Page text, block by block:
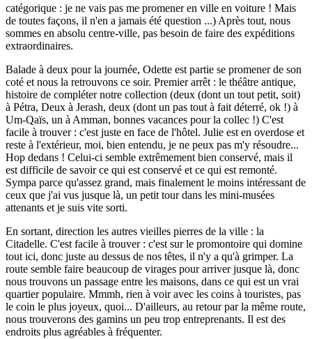
catégorique : je ne vais pas me promener en ville en voiture ! Mais
de toutes façons, il n'en a jamais été question ...) Après tout, nous
sommes en absolu centre-ville, pas besoin de faire des expéditions
extraordinaires.
Balade à deux pour la journée, Odette est partie se promener de son
coté et nous la retrouvons ce soir. Premier arrêt : le théâtre antique,
histoire de compléter notre collection (deux (dont un tout petit, soit)
à Pétra, Deux à Jerash, deux (dont un pas tout à fait déterré, ok !) à
Um-Qaïs, un à Amman, bonnes vacances pour la collec !) C'est
facile à trouver : c'est juste en face de l'hôtel. Julie est en overdose et
reste à l'extérieur, moi, bien entendu, je ne peux pas m'y résoudre...
Hop dedans ! Celui-ci semble extrêmement bien conservé, mais il
est difficile de savoir ce qui est conservé et ce qui est remonté.
Sympa parce qu'assez grand, mais finalement le moins intéressant de
ceux que j'ai vus jusque là, un petit tour dans les mini-musées
attenants et je suis vite sorti.
En sortant, direction les autres vieilles pierres de la ville : la
Citadelle. C'est facile à trouver : c'est sur le promontoire qui domine
tout ici, donc juste au dessus de nos têtes, il n'y a qu'à grimper. La
route semble faire beaucoup de virages pour arriver jusque là, donc
nous trouvons un passage entre les maisons, dans ce qui est un vrai
quartier populaire. Mmmh, rien à voir avec les coins à touristes, pas
le coin le plus joyeux, quoi... D'ailleurs, au retour par la même route,
nous trouverons des gamins un peu trop entreprenants. Il est des
endroits plus agréables à fréquenter.